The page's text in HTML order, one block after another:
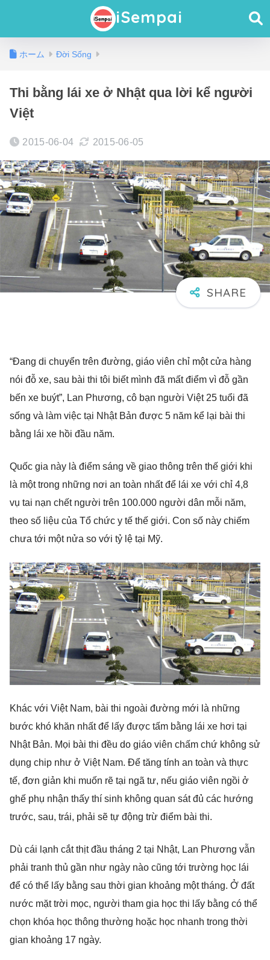
iSempai
ホーム Đời Sống
Thi bằng lái xe ở Nhật qua lời kể người
Việt
2015-06-04 2015-06-05
“Đang di chuyển trên đường, giáo viên chỉ một cửa hàng
nói đỗ xe, sau bài thi tôi biết mình đã mất điểm vì đỗ gần
bến xe buýt”, Lan Phương, cô bạn người Việt 25 tuổi đã
sống và làm việc tại Nhật Bản được 5 năm kể lại bài thi
bằng lái xe hồi đầu năm.
Quốc gia này là điểm sáng về giao thông trên thế giới khi
là một trong những nơi an toàn nhất để lái xe với chỉ 4,8
vụ tai nạn chết người trên 100.000 người dân mỗi năm,
theo số liệu của Tổ chức y tế thế giới. Con số này chiếm
chưa tới một nửa so với tỷ lệ tại Mỹ.
Khác với Việt Nam, bài thi ngoài đường mới là những
bước khó khăn nhất để lấy được tấm bằng lái xe hơi tại
Nhật Bản. Mọi bài thi đều do giáo viên chấm chứ không sử
dụng chip như ở Việt Nam. Để tăng tính an toàn và thực
tế, đơn giản khi muốn rẽ tại ngã tư, nếu giáo viên ngồi ở
ghế phụ nhận thấy thí sinh không quan sát đủ các hướng
trước, sau, trái, phải sẽ tự động trừ điểm bài thi.
Dù cái lạnh cắt thịt đầu tháng 2 tại Nhật, Lan Phương vẫn
phải tranh thủ gần như ngày nào cũng tới trường học lái
để có thể lấy bằng sau thời gian khoảng một tháng. Ở đất
nước mặt trời mọc, người tham gia học thi lấy bằng có thể
chọn khóa học thông thường hoặc học nhanh trong thời
gian khoảng 17 ngày.